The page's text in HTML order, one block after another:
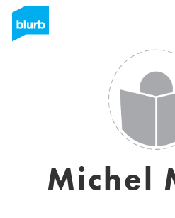
Michel